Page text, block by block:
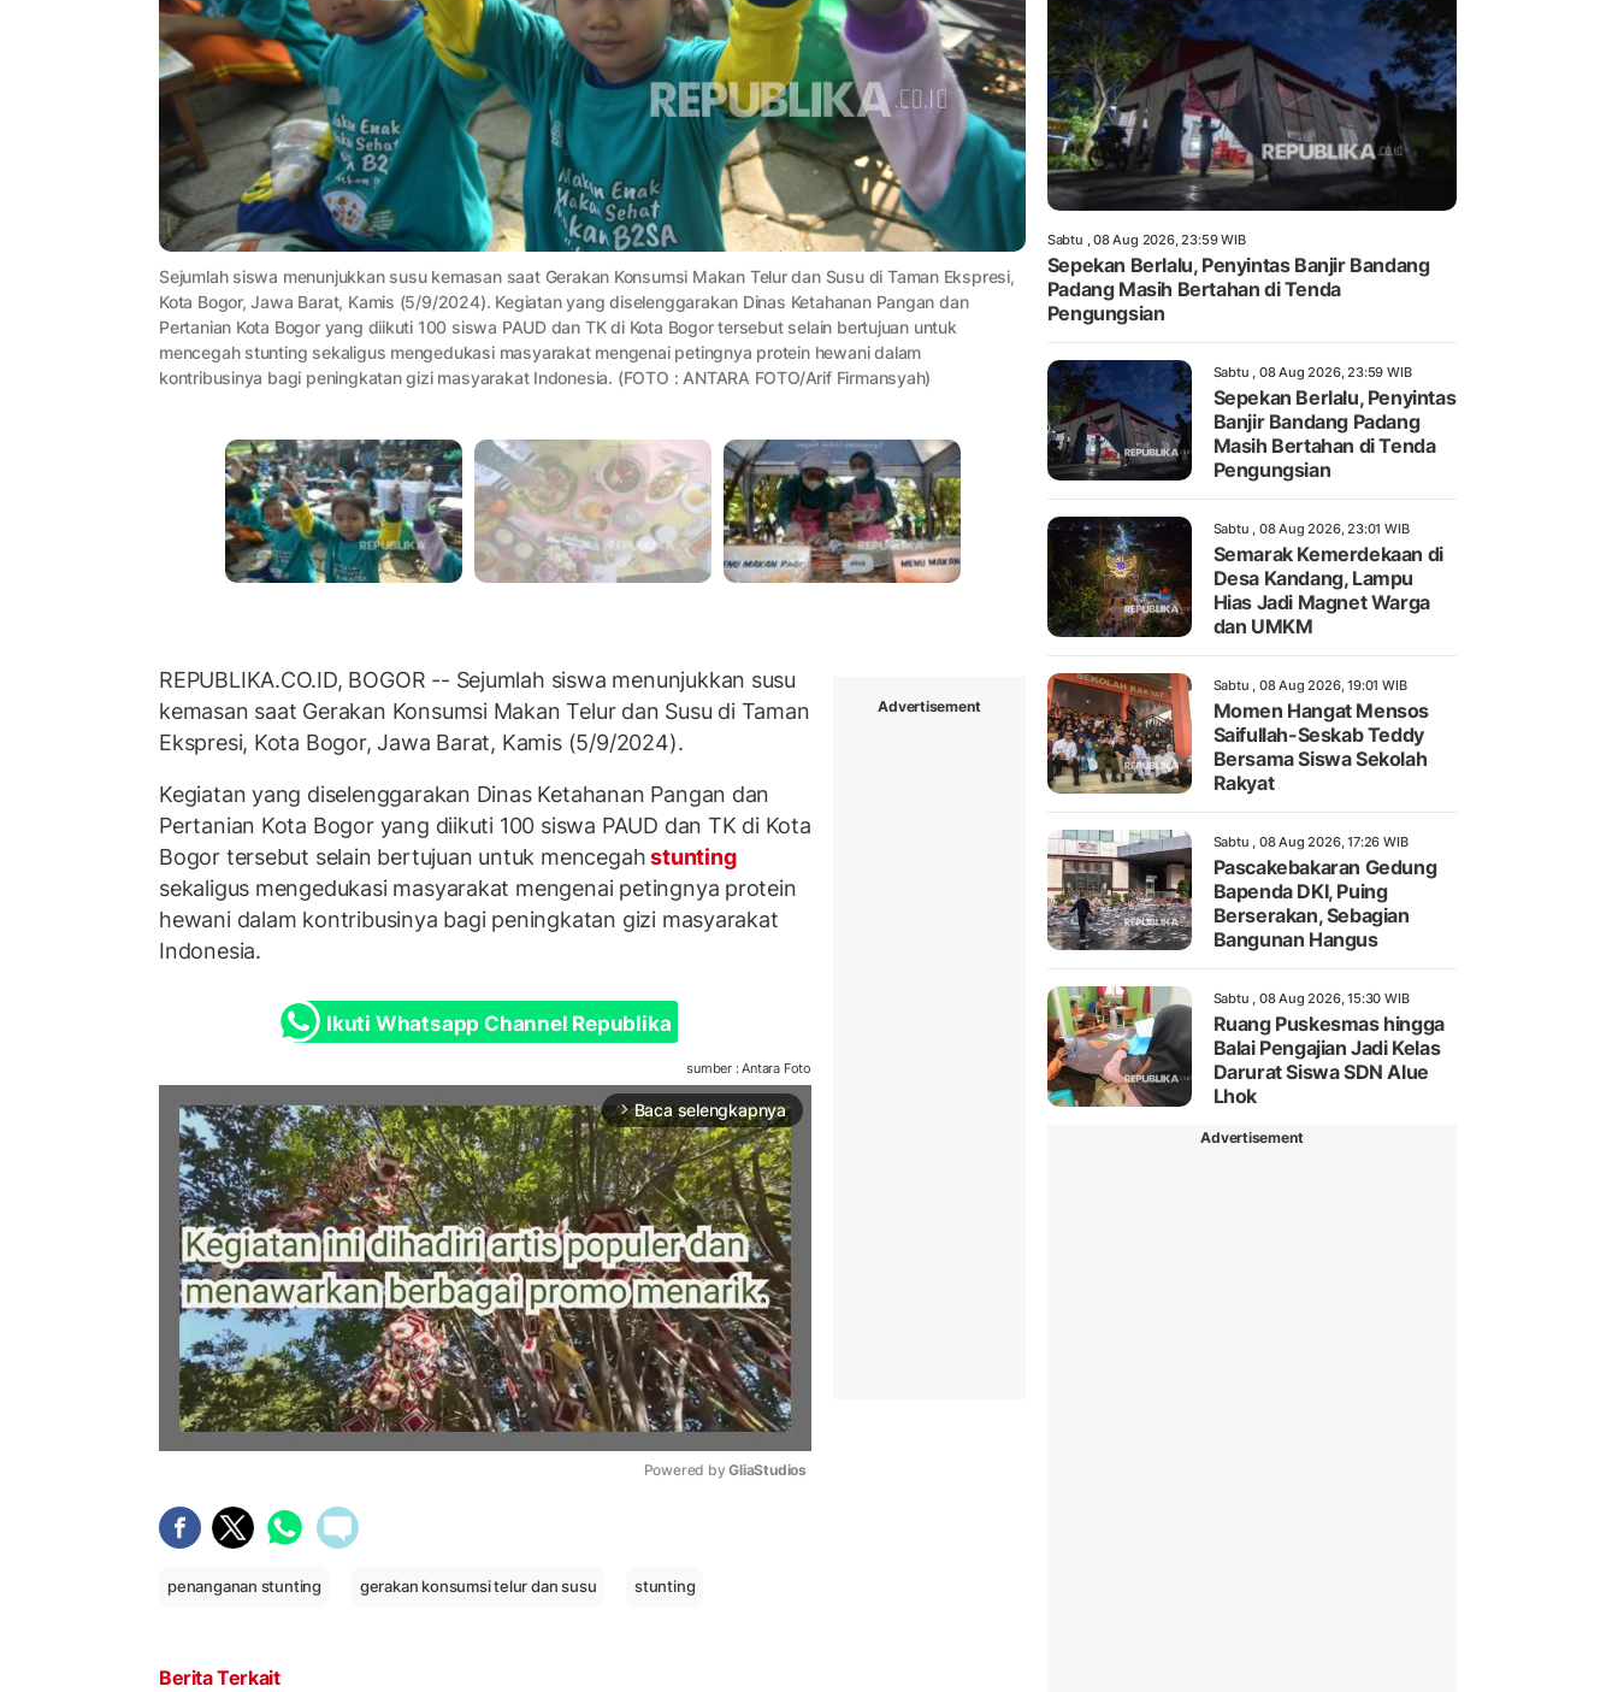
Sejumlah siswa menunjukkan susu kemasan saat Gerakan Konsumsi Makan Telur dan Susu di Taman Ekspresi,
Kota Bogor, Jawa Barat, Kamis (5/9/2024). Kegiatan yang diselenggarakan Dinas Ketahanan Pangan dan
Pertanian Kota Bogor yang diikuti 100 siswa PAUD dan TK di Kota Bogor tersebut selain bertujuan untuk
mencegah stunting sekaligus mengedukasi masyarakat mengenai petingnya protein hewani dalam
kontribusinya bagi peningkatan gizi masyarakat Indonesia. (FOTO : ANTARA FOTO/Arif Firmansyah)
REPUBLIKA.CO.ID, BOGOR -- Sejumlah siswa menunjukkan susu
kemasan saat Gerakan Konsumsi Makan Telur dan Susu di Taman
Ekspresi, Kota Bogor, Jawa Barat, Kamis (5/9/2024).
Kegiatan yang diselenggarakan Dinas Ketahanan Pangan dan
Pertanian Kota Bogor yang diikuti 100 siswa PAUD dan TK di Kota
Bogor tersebut selain bertujuan untuk mencegahstunting
sekaligus mengedukasi masyarakat mengenai petingnya protein
hewani dalam kontribusinya bagi peningkatan gizi masyarakat
Indonesia.
Ikuti Whatsapp Channel Republika
sumber : Antara Foto
arrow_forward_ios Baca selengkapnya
Powered by GliaStudios
Advertisement
penanganan stunting gerakan konsumsi telur dan susu stunting
Berita Terkait
Sabtu , 08 Aug 2026, 23:59 WIB
Sepekan Berlalu, Penyintas Banjir Bandang
Padang Masih Bertahan di Tenda
Pengungsian
Sabtu , 08 Aug 2026, 23:59 WIB
Sepekan Berlalu, Penyintas
Banjir Bandang Padang
Masih Bertahan di Tenda
Pengungsian
Sabtu , 08 Aug 2026, 23:01 WIB
Semarak Kemerdekaan di
Desa Kandang, Lampu
Hias Jadi Magnet Warga
dan UMKM
Sabtu , 08 Aug 2026, 19:01 WIB
Momen Hangat Mensos
Saifullah-Seskab Teddy
Bersama Siswa Sekolah
Rakyat
Sabtu , 08 Aug 2026, 17:26 WIB
Pascakebakaran Gedung
Bapenda DKI, Puing
Berserakan, Sebagian
Bangunan Hangus
Sabtu , 08 Aug 2026, 15:30 WIB
Ruang Puskesmas hingga
Balai Pengajian Jadi Kelas
Darurat Siswa SDN Alue
Lhok
Advertisement